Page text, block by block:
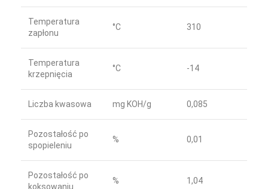
Temperatura
zapłonu
°C 310
Temperatura
krzepnięcia
°C -14
Liczba kwasowa mg KOH/g 0,085
Pozostałość po
spopieleniu
% 0,01
Pozostałość po
koksowaniu
% 1,04